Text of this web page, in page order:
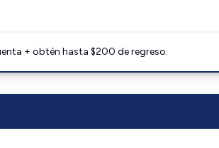
+ obtén hasta $200 de regreso.